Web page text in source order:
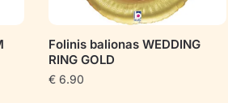
Folinis balionas WEDDING
RING GOLD
€ 6.90